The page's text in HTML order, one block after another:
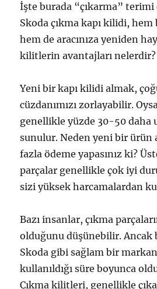
İşte burada “çıkarma”
Skoda çıkma kapı kilidi,
hem de aracınıza yeniden
kilitlerin avantajları nelerdir?
Yeni bir kapı kilidi almak,
cüzdanımızı zorlayabilir.
genellikle yüzde 30-50 daha
sunulur. Neden yeni bir ürün
fazla ödeme yapasınız ki?
parçalar genellikle çok iyi
sizi yüksek harcamalardan
Bazı insanlar, çıkma
olduğunu düşünebilir. Ancak
Skoda gibi sağlam bir
kullanıldığı süre boyunca
Çıkma kilitleri, genellikle